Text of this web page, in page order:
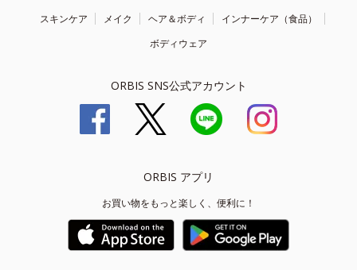
スキンケア メイク ヘア＆ボディ
インナーケア（食品）
ボディウェア
ORBIS SNS公式アカウント
ORBIS アプリ
お買い物をもっと楽しく、便利に！